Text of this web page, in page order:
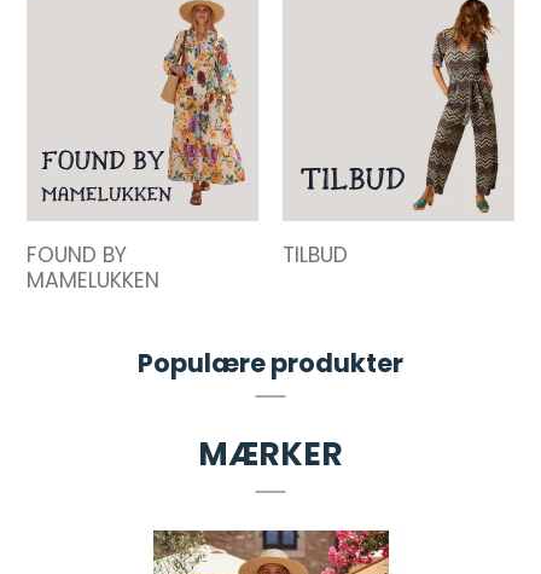
FOUND BY
MAMELUKKEN
TILBUD
Populære produkter
MÆRKER